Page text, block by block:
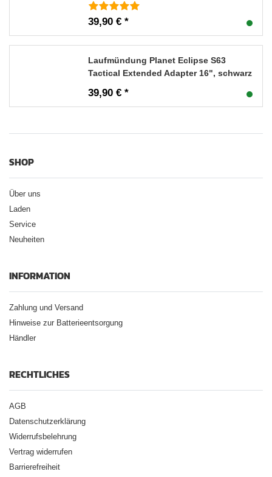
39,90 € *
Laufmündung Planet Eclipse S63
Tactical Extended Adapter 16", schwarz
39,90 € *
SHOP
Über uns
Laden
Service
Neuheiten
INFORMATION
Zahlung und Versand
Hinweise zur Batterieentsorgung
Händler
RECHTLICHES
AGB
Datenschutzerklärung
Widerrufsbelehrung
Vertrag widerrufen
Barrierefreiheit